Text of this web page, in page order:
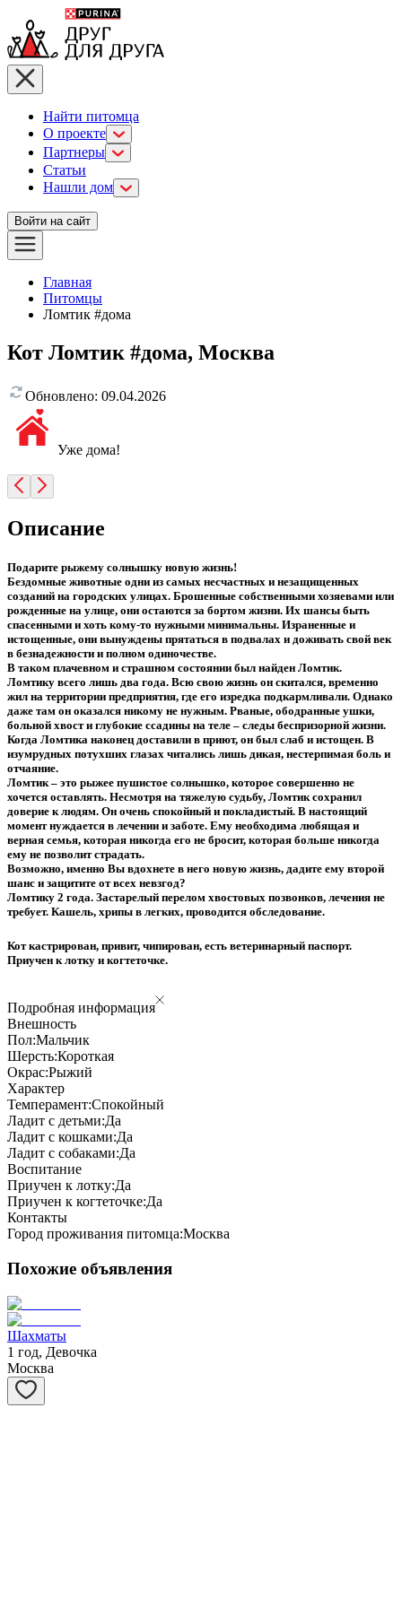
Найти питомца
О проекте
Партнеры
Статьи
Нашли дом
Войти на сайт
Главная
Питомцы
Ломтик #дома
Кот Ломтик #дома, Москва
Обновлено: 09.04.2026
Уже дома!
Описание
Подарите рыжему солнышку новую жизнь!
Бездомные животные одни из самых несчастных и незащищенных
созданий на городских улицах. Брошенные собственными хозяевами или
рожденные на улице, они остаются за бортом жизни. Их шансы быть
спасенными и хоть кому-то нужными минимальны. Израненные и
истощенные, они вынуждены прятаться в подвалах и доживать свой век
в безнадежности и полном одиночестве.
В таком плачевном и страшном состоянии был найден Ломтик.
Ломтику всего лишь два года. Всю свою жизнь он скитался, временно
жил на территории предприятия, где его изредка подкармливали. Однако
даже там он оказался никому не нужным. Рваные, ободранные ушки,
больной хвост и глубокие ссадины на теле – следы беспризорной жизни.
Когда Ломтика наконец доставили в приют, он был слаб и истощен. В
изумрудных потухших глазах читались лишь дикая, нестерпимая боль и
отчаяние.
Ломтик – это рыжее пушистое солнышко, которое совершенно не
хочется оставлять. Несмотря на тяжелую судьбу, Ломтик сохранил
доверие к людям. Он очень спокойный и покладистый. В настоящий
момент нуждается в лечении и заботе. Ему необходима любящая и
верная семья, которая никогда его не бросит, которая больше никогда
ему не позволит страдать.
Возможно, именно Вы вдохнете в него новую жизнь, дадите ему второй
шанс и защитите от всех невзгод?
Ломтику 2 года. Застарелый перелом хвостовых позвонков, лечения не
требует. Кашель, хрипы в легких, проводится обследование.
Кот кастрирован, привит, чипирован, есть ветеринарный паспорт.
Приучен к лотку и когтеточке.
Подробная информация
Внешность
Пол:Мальчик
Шерсть:Короткая
Окрас:Рыжий
Характер
Темперамент:Спокойный
Ладит с детьми:Да
Ладит с кошками:Да
Ладит с собаками:Да
Воспитание
Приучен к лотку:Да
Приучен к когтеточке:Да
Контакты
Город проживания питомца:Москва
Похожие объявления
Шахматы
1 год, Девочка
Москва